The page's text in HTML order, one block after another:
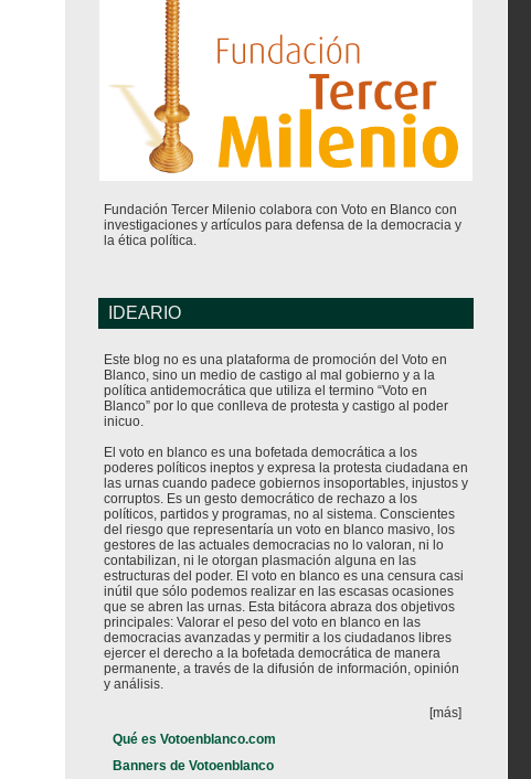
Fundación Tercer Milenio colabora con Voto en Blanco con
investigaciones y artículos para defensa de la democracia y
la ética política.
IDEARIO
Este blog no es una plataforma de promoción del Voto en
Blanco, sino un medio de castigo al mal gobierno y a la
política antidemocrática que utiliza el termino “Voto en
Blanco” por lo que conlleva de protesta y castigo al poder
inicuo.
El voto en blanco es una bofetada democrática a los
poderes políticos ineptos y expresa la protesta ciudadana en
las urnas cuando padece gobiernos insoportables, injustos y
corruptos. Es un gesto democrático de rechazo a los
políticos, partidos y programas, no al sistema. Conscientes
del riesgo que representaría un voto en blanco masivo, los
gestores de las actuales democracias no lo valoran, ni lo
contabilizan, ni le otorgan plasmación alguna en las
estructuras del poder. El voto en blanco es una censura casi
inútil que sólo podemos realizar en las escasas ocasiones
que se abren las urnas. Esta bitácora abraza dos objetivos
principales: Valorar el peso del voto en blanco en las
democracias avanzadas y permitir a los ciudadanos libres
ejercer el derecho a la bofetada democrática de manera
permanente, a través de la difusión de información, opinión
y análisis.
[más]
Qué es Votoenblanco.com
Banners de Votoenblanco